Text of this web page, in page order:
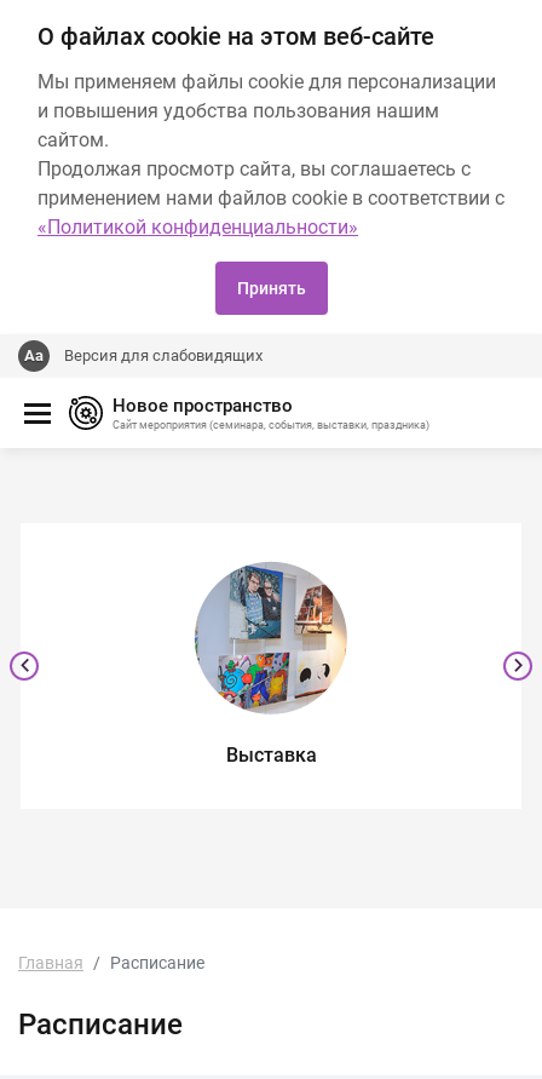
О файлах cookie на этом веб-сайте
Мы применяем файлы cookie для персонализации
и повышения удобства пользования нашим
сайтом.
Продолжая просмотр сайта, вы соглашаетесь с
применением нами файлов cookie в соответствии с
«Политикой конфиденциальности»
Принять
Версия для слабовидящих
Новое пространство
Сайт мероприятия (семинара, события, выставки, праздника)
Выставка
Главная Расписание
Расписание